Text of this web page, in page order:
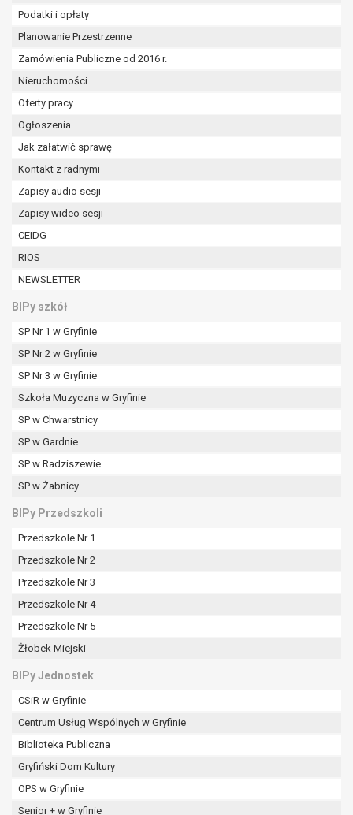
Podatki i opłaty
Planowanie Przestrzenne
Zamówienia Publiczne od 2016 r.
Nieruchomości
Oferty pracy
Ogłoszenia
Jak załatwić sprawę
Kontakt z radnymi
Zapisy audio sesji
Zapisy wideo sesji
CEIDG
RIOS
NEWSLETTER
BIPy szkół
SP Nr 1 w Gryfinie
SP Nr 2 w Gryfinie
SP Nr 3 w Gryfinie
Szkoła Muzyczna w Gryfinie
SP w Chwarstnicy
SP w Gardnie
SP w Radziszewie
SP w Żabnicy
BIPy Przedszkoli
Przedszkole Nr 1
Przedszkole Nr 2
Przedszkole Nr 3
Przedszkole Nr 4
Przedszkole Nr 5
Żłobek Miejski
BIPy Jednostek
CSiR w Gryfinie
Centrum Usług Wspólnych w Gryfinie
Biblioteka Publiczna
Gryfiński Dom Kultury
OPS w Gryfinie
Senior + w Gryfinie